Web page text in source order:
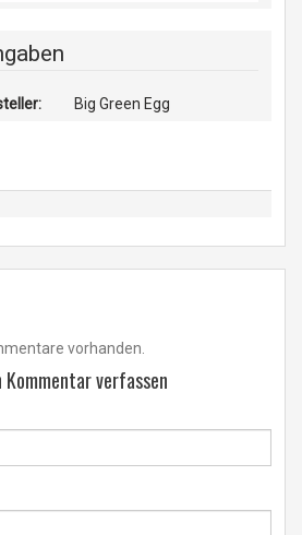
Big Green Egg
vorhanden.
Kommentar verfassen